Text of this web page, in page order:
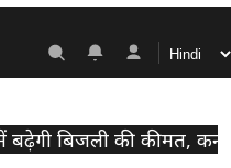
बिजली की कीमत,